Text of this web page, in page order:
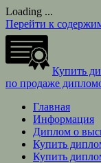
Loading ...
Перейти к
Купить
по продаже
Главная
Информация
Диплом о
Купить
Купить